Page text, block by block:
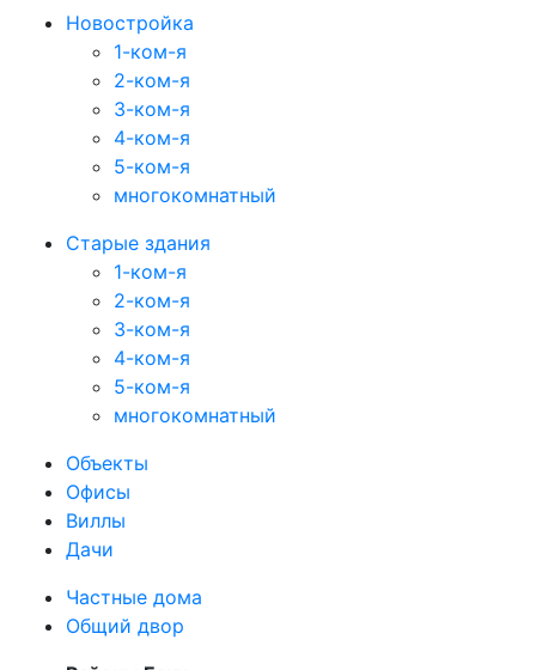
Новостройка
1-ком-я
2-ком-я
3-ком-я
4-ком-я
5-ком-я
многокомнатный
Старые здания
1-ком-я
2-ком-я
3-ком-я
4-ком-я
5-ком-я
многокомнатный
Объекты
Офисы
Виллы
Дачи
Частные дома
Общий двор